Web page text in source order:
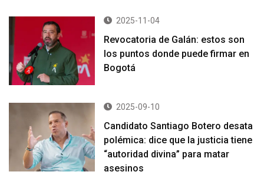
2025-11-04
Revocatoria de Galán: estos son
los puntos donde puede firmar en
Bogotá
2025-09-10
Candidato Santiago Botero desata
polémica: dice que la justicia tiene
“autoridad divina” para matar
asesinos